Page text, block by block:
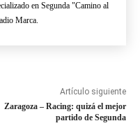
en Segunda "Camino al
Marca.
Artículo siguiente
Zaragoza – Racing: quizá el mejor
partido de Segunda